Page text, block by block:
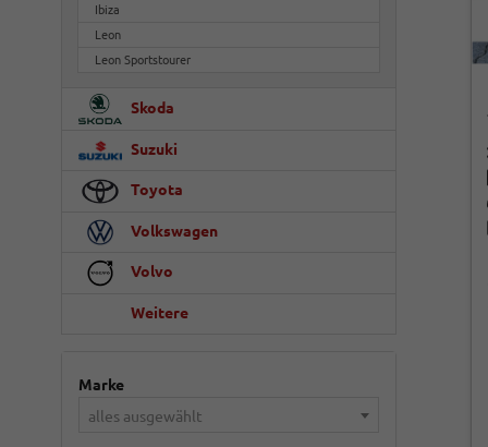
Ibiza
Leon
Leon Sportstourer
Skoda
Suzuki
Toyota
Volkswagen
Volvo
Weitere
Marke
alles ausgewählt